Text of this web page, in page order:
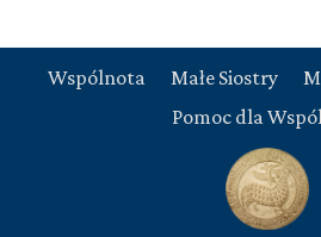
Wspólnota Małe Siostry
Pomoc dla